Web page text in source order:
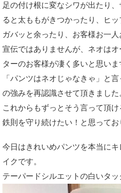
足の付け根に変なシワが出たり
ると太ももがきつかったり、ヒ
ガバッと余ったり、お客様お一人
宣伝ではありませんが、ネオは
ターのお客様が凄く多いと思いま
「パンツはネオじゃなきゃ」と
の強みを再認識させて頂きました
これからもずっとそう言って頂
鉄則を守り続けたい！と思ってお
今日はきれいめパンツを本当に
イクです。
テーパードシルエットの白いタッ